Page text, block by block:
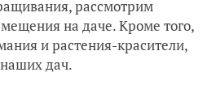
рассмотрим
на даче. Кроме того,
и растения-красители,
дач.